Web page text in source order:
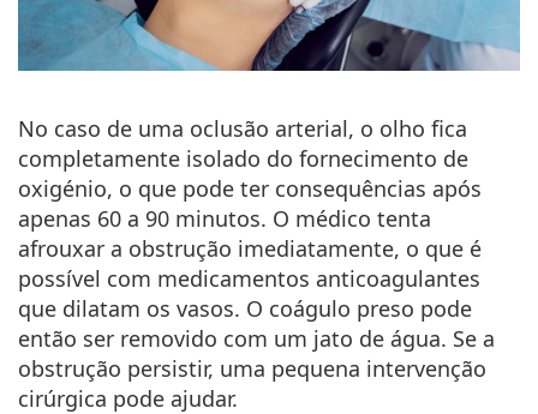
No caso de uma oclusão arterial, o olho fica
completamente isolado do fornecimento de
oxigénio, o que pode ter consequências após
apenas 60 a 90 minutos. O médico tenta
afrouxar a obstrução imediatamente, o que é
possível com medicamentos anticoagulantes
que dilatam os vasos. O coágulo preso pode
então ser removido com um jato de água. Se a
obstrução persistir, uma pequena intervenção
cirúrgica pode ajudar.